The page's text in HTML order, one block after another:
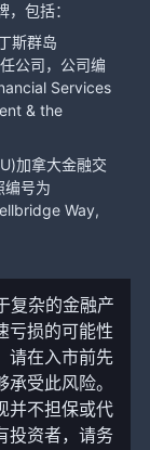
包括：
斯群岛
公司，公司编
Services
& the
加拿大金融交
编号为
Way,
复杂的金融产
亏损的可能性
请在入市前先
受此风险。
并不担保或代
投资者，请务